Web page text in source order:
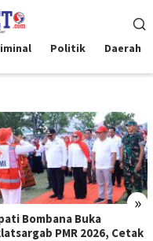
Politik Daerah
»
Bombana Buka
PMR 2026, Cetak